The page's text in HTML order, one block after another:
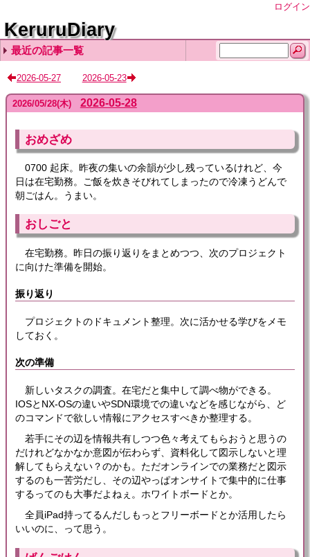
ログイン
KeruruDiary
最近の記事一覧
2026-08-06
2026-08-05
2026-08-04
2026-08-03
2026-08-02
2026-05-27 2026-05-23
2026/05/28(木) 2026-05-28
おめざめ
0700 起床。昨夜の集いの余韻が少し残っているけれど、今
日は在宅勤務。ご飯を炊きそびれてしまったので冷凍うどんで
朝ごはん。うまい。
おしごと
在宅勤務。昨日の振り返りをまとめつつ、次のプロジェクト
に向けた準備を開始。
振り返り
プロジェクトのドキュメント整理。次に活かせる学びをメモ
しておく。
次の準備
新しいタスクの調査。在宅だと集中して調べ物ができる。
IOSとNX-OSの違いやSDN環境での違いなどを感じながら、ど
のコマンドで欲しい情報にアクセスすべきか整理する。
若手にその辺を情報共有しつつ色々考えてもらおうと思うの
だけれどなかなか意図が伝わらず、資料化して図示しないと理
解してもらえない？のかも。ただオンラインでの業務だと図示
するのも一苦労だし、その辺やっぱオンサイトで集中的に仕事
するってのも大事だよねぇ。ホワイトボードとか。
全員iPad持ってるんだしもっとフリーボードとか活用したら
いいのに、って思う。